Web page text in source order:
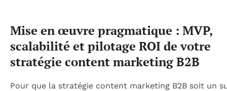
Mise en œuvre pragmatique : MVP,
scalabilité et pilotage ROI de votre
stratégie content marketing B2B
Pour que la stratégie content marketing B2B soit un